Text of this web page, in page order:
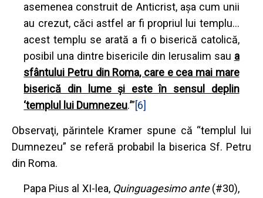
asemenea construit de Anticrist, aşa cum unii
au crezut, căci astfel ar fi propriul lui templu…
acest templu se arată a fi o biserică catolică,
posibil una dintre bisericile din Ierusalim sau a
sfântului Petru din Roma, care e cea mai mare
biserică din lume şi este în sensul deplin
‘templul lui Dumnezeu.’”[6]
Observaţi, părintele Kramer spune că “templul lui
Dumnezeu” se referă probabil la biserica Sf. Petru
din Roma.
Papa Pius al XI-lea, Quinguagesimo ante(#30),